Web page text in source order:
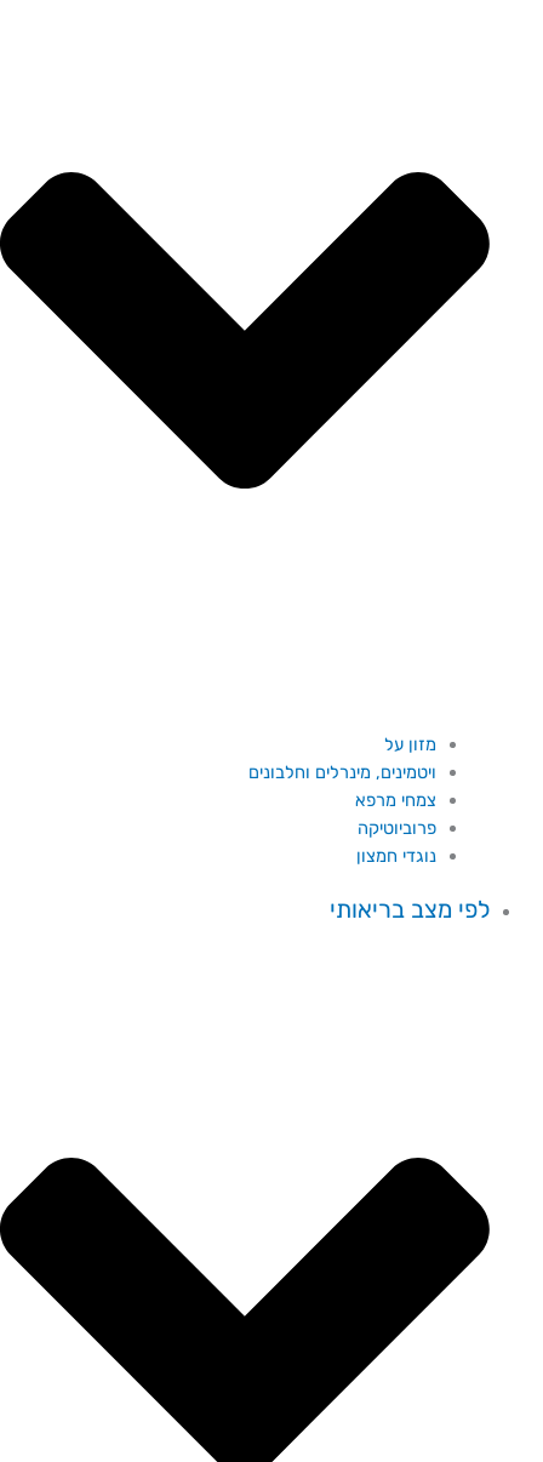
מזון על
ויטמינים, מינרלים וחלבונים
צמחי מרפא
פרוביוטיקה
נוגדי חמצון
לפי מצב בריאותי